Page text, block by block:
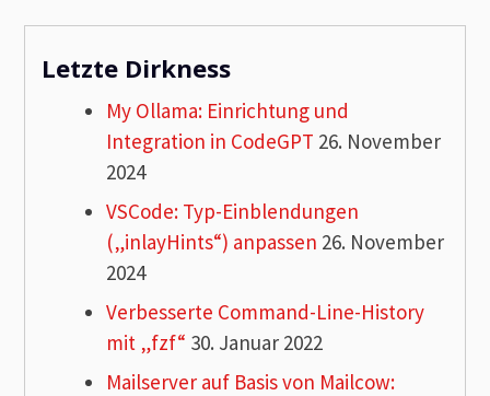
Letzte Dirkness
My Ollama: Einrichtung und
Integration in CodeGPT 26. November
2024
VSCode: Typ-Einblendungen
(„inlayHints“) anpassen 26. November
2024
Verbesserte Command-Line-History
mit „fzf“ 30. Januar 2022
Mailserver auf Basis von Mailcow: